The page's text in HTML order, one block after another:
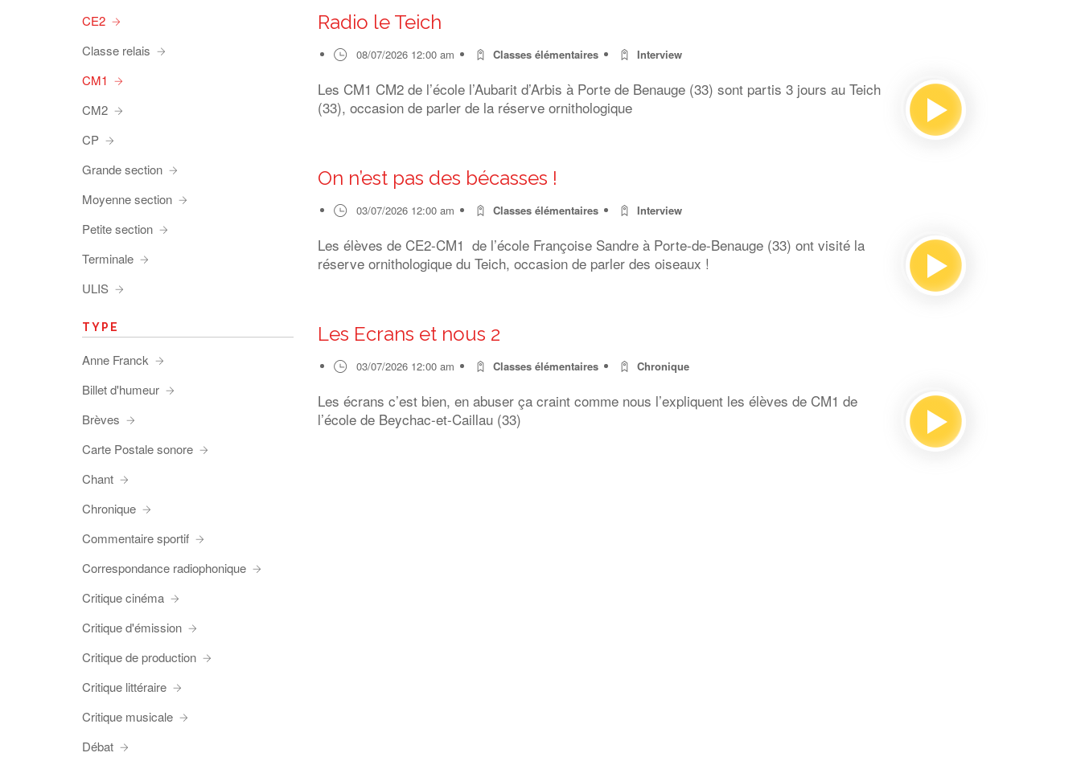
Radio le Teich
08/07/2026 12:00 am Classes élémentaires Interview
Les CM1 CM2 de l’école l’Aubarit d’Arbis à Porte de Benauge (33) sont partis 3 jours au Teich
(33), occasion de parler de la réserve ornithologique
On n’est pas des bécasses !
03/07/2026 12:00 am Classes élémentaires Interview
Les élèves de CE2-CM1 de l’école Françoise Sandre à Porte-de-Benauge (33) ont visité la
réserve ornithologique du Teich, occasion de parler des oiseaux !
Les Ecrans et nous 2
03/07/2026 12:00 am Classes élémentaires Chronique
Les écrans c’est bien, en abuser ça craint comme nous l’expliquent les élèves de CM1 de
l’école de Beychac-et-Caillau (33)
CE2
Classe relais
CM1
CM2
CP
Grande section
Moyenne section
Petite section
Terminale
ULIS
TYPE
Anne Franck
Billet d'humeur
Brèves
Carte Postale sonore
Chant
Chronique
Commentaire sportif
Correspondance radiophonique
Critique cinéma
Critique d'émission
Critique de production
Critique littéraire
Critique musicale
Débat